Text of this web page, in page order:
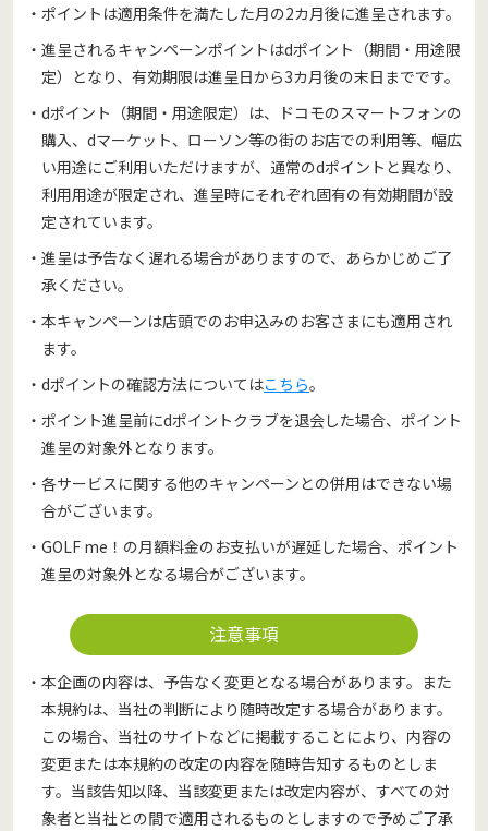
・ポイントは適用条件を満たした月の2カ月後に進呈されます。
・進呈されるキャンペーンポイントはdポイント（期間・用途限
定）となり、有効期限は進呈日から3カ月後の末日までです。
・dポイント（期間・用途限定）は、ドコモのスマートフォンの
購入、dマーケット、ローソン等の街のお店での利用等、幅広
い用途にご利用いただけますが、通常のdポイントと異なり、
利用用途が限定され、進呈時にそれぞれ固有の有効期間が設
定されています。
・進呈は予告なく遅れる場合がありますので、あらかじめご了
承ください。
・本キャンペーンは店頭でのお申込みのお客さまにも適用され
ます。
・dポイントの確認方法についてはこちら。
・ポイント進呈前にdポイントクラブを退会した場合、ポイント
進呈の対象外となります。
・各サービスに関する他のキャンペーンとの併用はできない場
合がございます。
・GOLF me！の月額料金のお支払いが遅延した場合、ポイント
進呈の対象外となる場合がございます。
注意事項
・本企画の内容は、予告なく変更となる場合があります。また
本規約は、当社の判断により随時改定する場合があります。
この場合、当社のサイトなどに掲載することにより、内容の
変更または本規約の改定の内容を随時告知するものとしま
す。当該告知以降、当該変更または改定内容が、すべての対
象者と当社との間で適用されるものとしますので予めご了承